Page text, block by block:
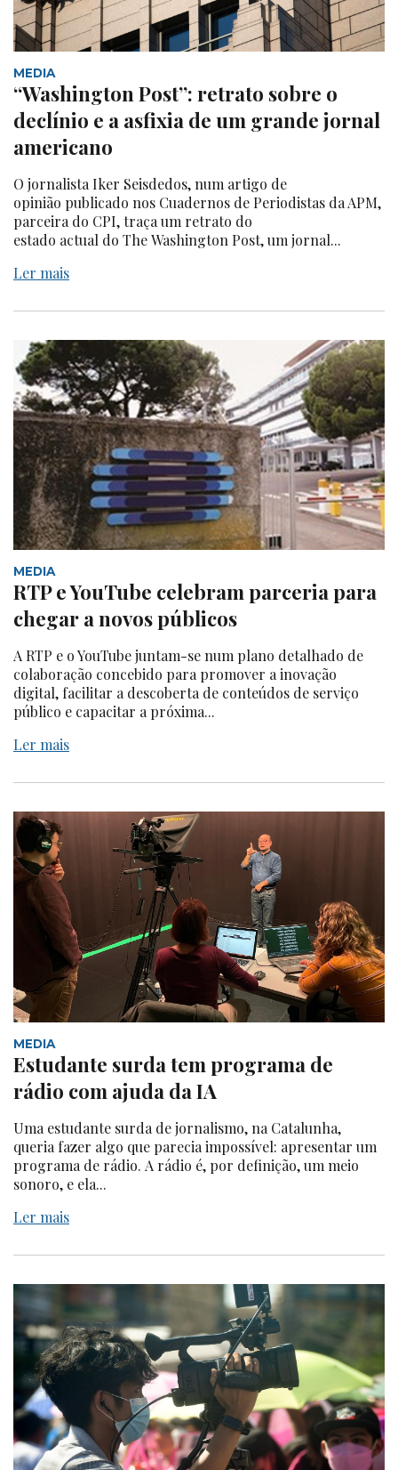
MEDIA
“Washington Post”: retrato sobre o
declínio e a asfixia de um grande jornal
americano
O jornalista Iker Seisdedos, num artigo de
opinião publicado nos Cuadernos de Periodistas da APM,
parceira do CPI, traça um retrato do
estado actual do The Washington Post, um jornal...
Ler mais
MEDIA
RTP e YouTube celebram parceria para
chegar a novos públicos
A RTP e o YouTube juntam-se num plano detalhado de
colaboração concebido para promover a inovação
digital, facilitar a descoberta de conteúdos de serviço
público e capacitar a próxima...
Ler mais
MEDIA
Estudante surda tem programa de
rádio com ajuda da IA
Uma estudante surda de jornalismo, na Catalunha,
queria fazer algo que parecia impossível: apresentar um
programa de rádio. A rádio é, por definição, um meio
sonoro, e ela...
Ler mais